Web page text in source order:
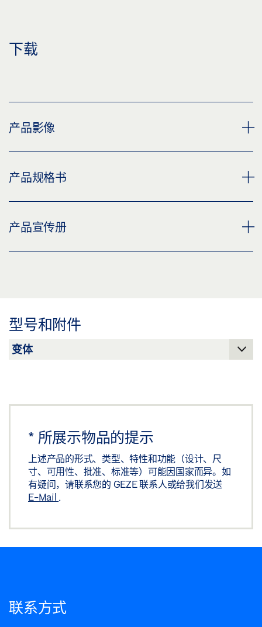
下载
产品影像
支架角度 E 1500
标签义务: © GEZE GmbH
产品规格书
产品宣传册
型号和附件
* 所展示物品的提示
上述产品的形式、类型、特性和功能（设计、尺
寸、可用性、批准、标准等）可能因国家而异。如
有疑问，请联系您的 GEZE 联系人或给我们发送
E-Mail .
联系方式